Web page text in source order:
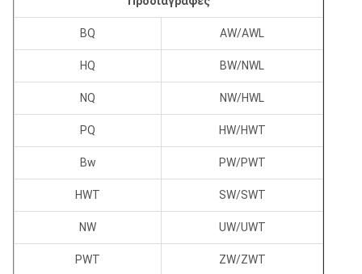
BQ AW/AWL
HQ BW/NWL
NQ NW/HWL
PQ HW/HWT
Bw PW/PWT
HWT SW/SWT
NW UW/UWT
PWT ZW/ZWT